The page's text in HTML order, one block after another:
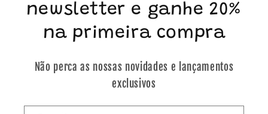
newsletter e ganhe 20%
na primeira compra
Não perca as nossas novidades e lançamentos
exclusivos